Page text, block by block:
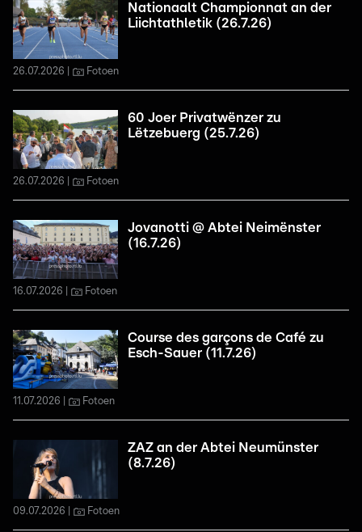
Nationaalt Championnat an der
Liichtathletik (26.7.26)
26.07.2026 Fotoen
60 Joer Privatwënzer zu
Lëtzebuerg (25.7.26)
26.07.2026 Fotoen
Jovanotti @ Abtei Neimënster
(16.7.26)
16.07.2026 Fotoen
Course des garçons de Café zu
Esch-Sauer (11.7.26)
11.07.2026 Fotoen
ZAZ an der Abtei Neumünster
(8.7.26)
09.07.2026 Fotoen